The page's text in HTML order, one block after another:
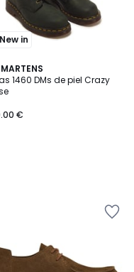
New in
1460 DMs de piel Crazy
€